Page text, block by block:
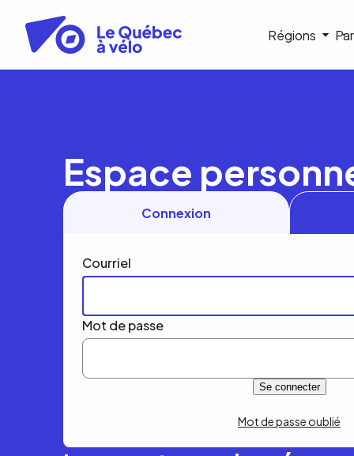
contenu
principal
Régions
Espace
Connexion
Courriel
Mot de passe
Mot de passe oublié